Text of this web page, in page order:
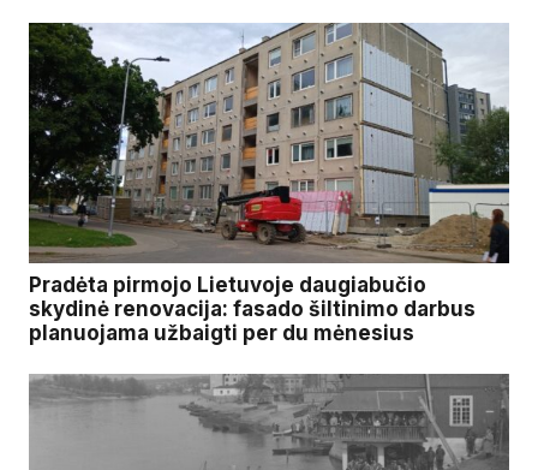
Pradėta pirmojo Lietuvoje daugiabučio
skydinė renovacija: fasado šiltinimo darbus
planuojama užbaigti per du mėnesius